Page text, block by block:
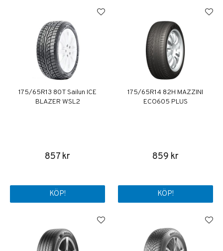
175/65R13 80T Sailun ICE
BLAZER WSL2
857 kr
KÖP!
175/65R14 82H MAZZINI
ECO605 PLUS
859 kr
KÖP!